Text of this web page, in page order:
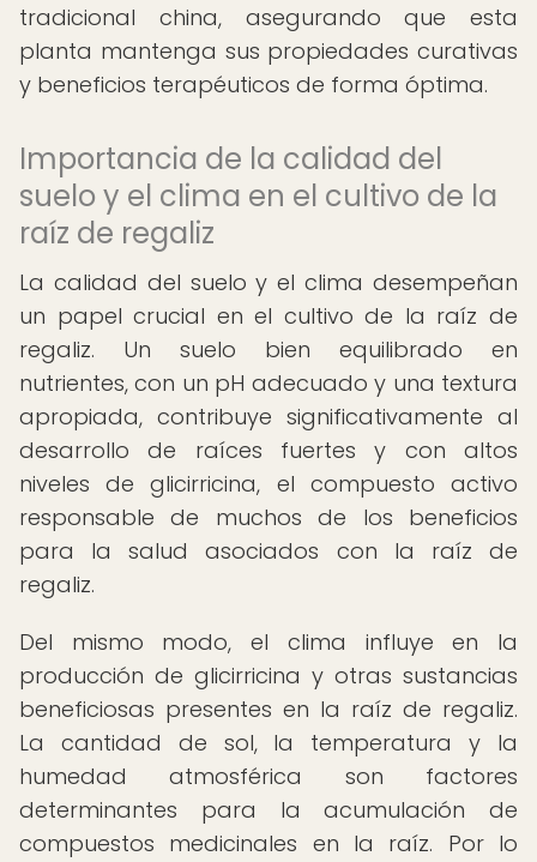
tradicional china, asegurando que esta
planta mantenga sus propiedades curativas
y beneficios terapéuticos de forma óptima.
Importancia de la calidad del
suelo y el clima en el cultivo de la
raíz de regaliz
La calidad del suelo y el clima desempeñan
un papel crucial en el cultivo de la raíz de
regaliz. Un suelo bien equilibrado en
nutrientes, con un pH adecuado y una textura
apropiada, contribuye significativamente al
desarrollo de raíces fuertes y con altos
niveles de glicirricina, el compuesto activo
responsable de muchos de los beneficios
para la salud asociados con la raíz de
regaliz.
Del mismo modo, el clima influye en la
producción de glicirricina y otras sustancias
beneficiosas presentes en la raíz de regaliz.
La cantidad de sol, la temperatura y la
humedad atmosférica son factores
determinantes para la acumulación de
compuestos medicinales en la raíz. Por lo